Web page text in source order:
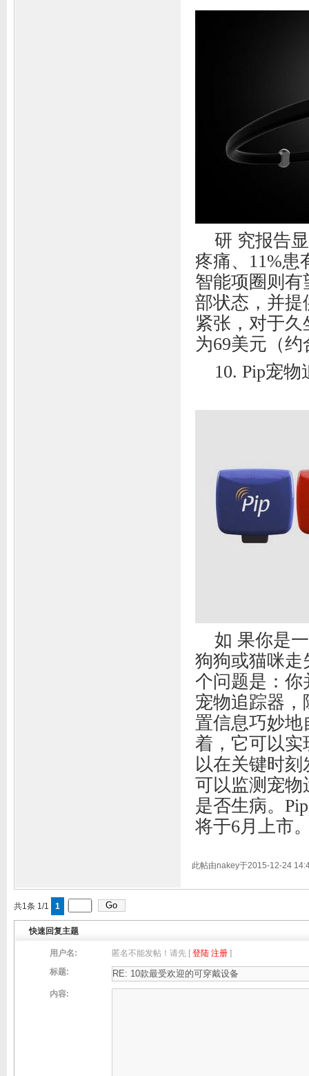
研 究报告
疼痛、11%患
智能项圈则
部状态，并提
紧张，对于
为69美元（
10. Pip宠物
如 果你是
狗狗或猫咪走
个问题是：你
宠物追踪器，
置信息巧妙地
着，它可以实
以在关键时
可以监测宠物
是否生病。
将于6月上市
此帖由nakey于2015-12-24
共1条 1/1 1
快速回复主题
用户名: 匿名不能发帖！请先 [ 登陆 注册]
标题:
内容: